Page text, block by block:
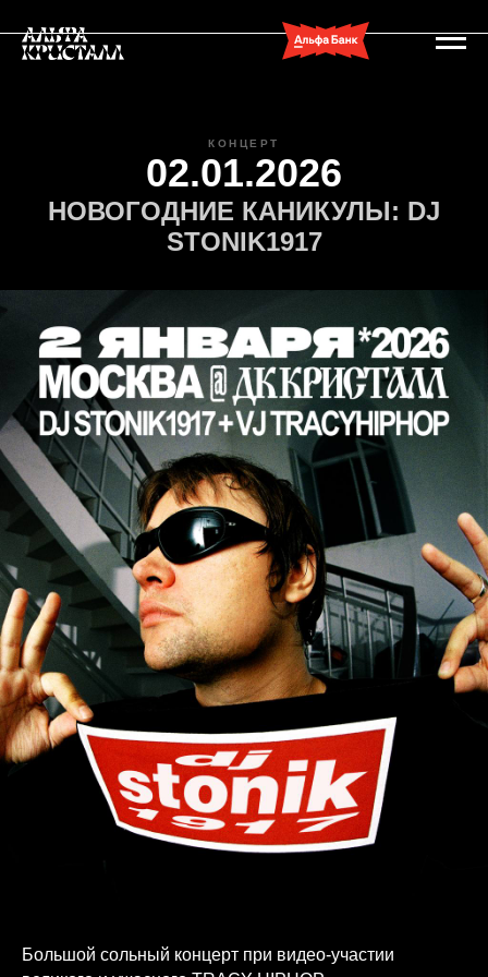
КОНЦЕРТ
02.01.2026
НОВОГОДНИЕ КАНИКУЛЫ: DJ
STONIK1917
Большой сольный концерт при видео-участии